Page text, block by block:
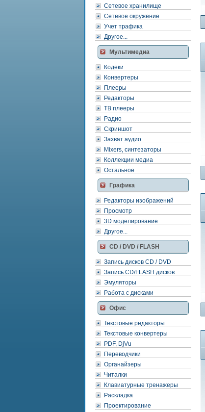
Сетевое хранилище
Сетевое окружение
Учет трафика
Другое...
Мультимедиа
Кодеки
Конвертеры
Плееры
Редакторы
ТВ плееры
Радио
Скриншот
Захват аудио
Mixers, синтезаторы
Коллекции медиа
Остальное
Графика
Редакторы изображений
Просмотр
3D моделирование
Другое...
CD / DVD / FLASH
Запись дисков CD / DVD
Запись CD/FLASH дисков
Эмуляторы
Работа с дисками
Офис
Текстовые редакторы
Текстовые конвертеры
PDF, DjVu
Переводчики
Органайзеры
Читалки
Клавиатурные тренажеры
Раскладка
Проектирование